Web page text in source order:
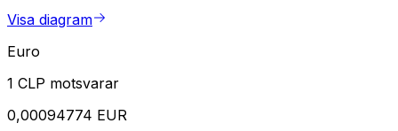
Visa diagram
Euro
1 CLP motsvarar
0,00094774 EUR